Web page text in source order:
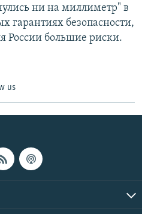
ни на миллиметр" в
гарантиях безопасности,
России большие риски.
us